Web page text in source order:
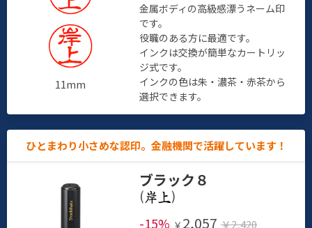
11mm
金属ボディの高級感漂うネーム印
です。
役職のある方に最適です。
インクは交換が簡単なカートリッ
ジ式です。
インクの色は朱・濃茶・赤茶から
選択できます。
ひとまわり小さめな認印。金融機関で活躍しています！
ブラック８
(
)
-15% ￥ 2,057 ￥2,420